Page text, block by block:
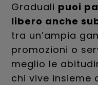
Graduali puoi
libero anche
tra un’ampia
promozioni o
meglio le
chi vive insieme